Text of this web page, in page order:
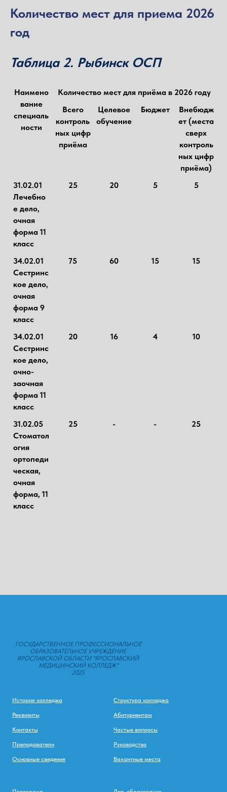
Количество мест для приема 2026
год
Таблица 2. Рыбинск ОСП
Наимено
вание
специаль
ности
Количество мест для приёма в 2026 году
Всего
контроль
ных цифр
приёма
Целевое
обучение
Бюджет
Внебюдж
ет (места
сверх
контроль
ных цифр
приёма)
31.02.01
Лечебно
е дело,
очная
форма 11
класс
25 20 5 5
34.02.01
Сестринс
кое дело,
очная
форма 9
класс
75 60 15 15
34.02.01
Сестринс
кое дело,
очно-
заочная
форма 11
класс
20 16 4 10
31.02.05
Стоматол
огия
ортопеди
ческая,
очная
форма, 11
класс
25 - - 25
ГОСУДАРСТВЕННОЕ ПРОФЕССИОНАЛЬНОЕ
ОБРАЗОВАТЕЛЬНОЕ УЧРЕЖДЕНИЕ
ЯРОСЛАВСКОЙ ОБЛАСТИ "ЯРОСЛАВСКИЙ
МЕДИЦИНСКИЙ КОЛЛЕДЖ"
2025
История колледжа
Реквизиты
Контакты
Преподаватели
Основные сведения
Структура колледжа
Абитуриентам
Частые вопросы
Руководство
Вакантные места